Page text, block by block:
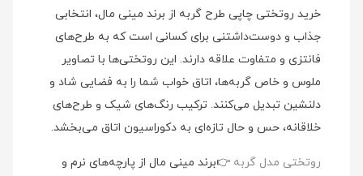
خرید روتختی چاپی طرح گربه از برند مینی‌ مال، انتخابی
جذاب و دوست‌داشتنی برای کسانی است که به طرح‌های
فانتزی و متفاوت علاقه دارند. این روتختی‌ها با تصاویر
ملوس و خاص گربه‌ها، اتاق خواب شما را به فضایی شاد و
دلنشین تبدیل می‌کنند. ترکیب رنگ‌های شیک و طرح‌های
خلاقانه، حس و حال تازه‌ای به دکوراسیون اتاق می‌بخشد.
روتختی مدل گربه 👉برند مینی‌ مال از پارچه‌های نرم و